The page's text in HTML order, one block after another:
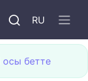
RU
осы бетте